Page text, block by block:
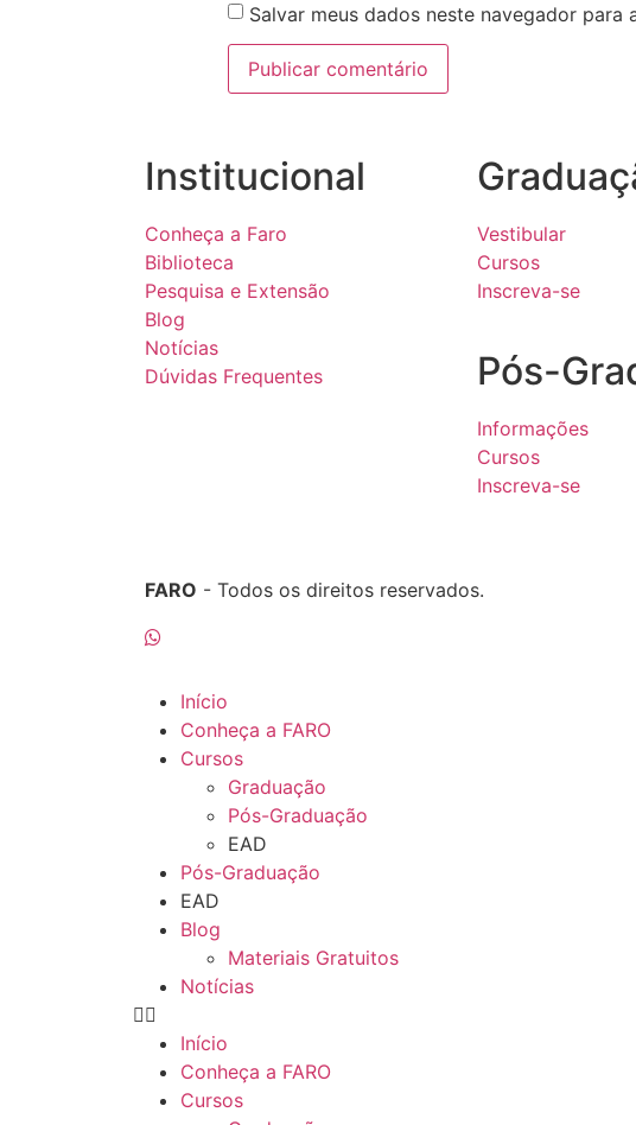
Salvar meus dados neste navegador para
Institucional
Conheça a Faro
Biblioteca
Pesquisa e Extensão
Blog
Notícias
Dúvidas Frequentes
Vestibular
Cursos
Inscreva-se
Pós-
Informações
Cursos
Inscreva-se
FARO - Todos os direitos reservados.
Início
Conheça a FARO
Cursos
Graduação
Pós-Graduação
EAD
Pós-Graduação
EAD
Blog
Materiais Gratuitos
Notícias
Início
Conheça a FARO
Cursos